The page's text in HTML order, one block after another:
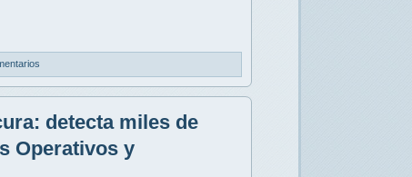
detecta miles de
Operativos y